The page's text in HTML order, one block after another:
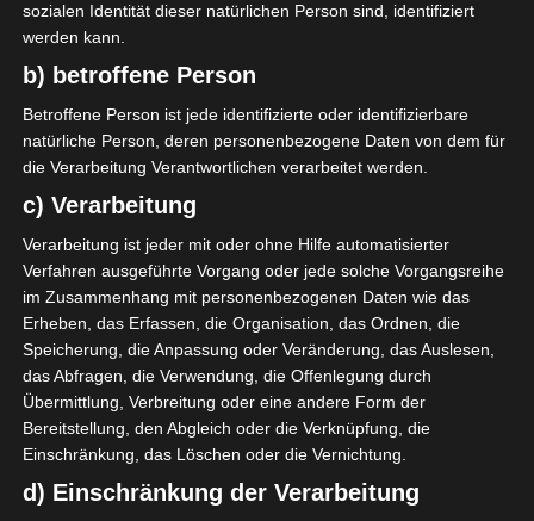
5 Nov. 2022
Auswärts 3:0
Meisterschaft Tunesien 2021/22
19 Feb. 2022
Heim 0:0
Adem Khamassi
Iheb Mbarki
Die nächsten Begegnungen
sozialen Identität dieser natürlichen Person sind, identifiziert
werden kann.
b) betroffene Person
Betroffene Person ist jede identifizierte oder identifizierbare
natürliche Person, deren personenbezogene Daten von dem für
die Verarbeitung Verantwortlichen verarbeitet werden.
c) Verarbeitung
Verarbeitung ist jeder mit oder ohne Hilfe automatisierter
Verfahren ausgeführte Vorgang oder jede solche Vorgangsreihe
im Zusammenhang mit personenbezogenen Daten wie das
Erheben, das Erfassen, die Organisation, das Ordnen, die
Speicherung, die Anpassung oder Veränderung, das Auslesen,
das Abfragen, die Verwendung, die Offenlegung durch
Übermittlung, Verbreitung oder eine andere Form der
Bereitstellung, den Abgleich oder die Verknüpfung, die
Einschränkung, das Löschen oder die Vernichtung.
d) Einschränkung der Verarbeitung